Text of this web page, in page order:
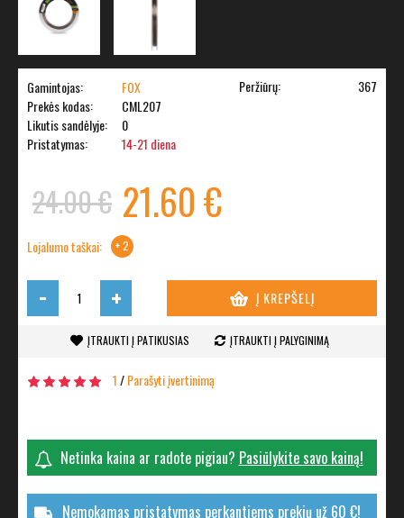
Gamintojas:
FOX
Prekės kodas:
CML207
Likutis sandėlyje:
0
Pristatymas:
14-21 diena
Peržiūrų: 367
24.00 € 21.60 €
Lojalumo taškai: + 2
- + Į KREPŠELĮ
ĮTRAUKTI Į PATIKUSIAS ĮTRAUKTI Į PALYGINIMĄ
1/Parašyti įvertinimą
Netinka kaina ar radote pigiau? Pasiūlykite savo kainą!
Nemokamas pristatymas perkantiems prekių už 60 €!